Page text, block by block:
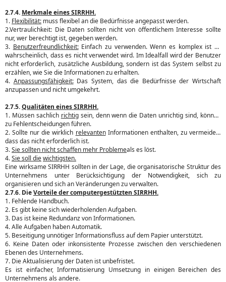
2.7.4. Merkmale eines SIRRHH.
1. Flexibilität: muss flexibel an die Bedürfnisse angepasst werden.
2.Vertraulichkeit: Die Daten sollten nicht von öffentlichem Interesse sollte
nur, wer berechtigt ist, gegeben werden.
3. Benutzerfreundlichkeit:Einfach zu verwenden. Wenn es komplex ist es
wahrscheinlich, dass es nicht verwendet wird. Im Idealfall wird der Benutzer
nicht erforderlich, zusätzliche Ausbildung, sondern ist das System selbst zu
erzählen, wie Sie die Informationen zu erhalten.
4. Anpassungsfähigkeit:Das System, das die Bedürfnisse der Wirtschaft
anzupassen und nicht umgekehrt.
2.7.5.Qualitäten eines SIRRHH.
1. Müssen sachlich richtig sein, denn wenn die Daten unrichtig sind, können
zu Fehlentscheidungen führen.
2. Sollte nur die wirklich relevanten Informationen enthalten, zu vermeiden,
dass das nicht erforderlich ist.
3.Sie sollten nicht schaffen mehr Problemeals es löst.
4.Sie soll diewichtigsten.
Eine wirksame SIRRHH sollten in der Lage, die organisatorische Struktur des
Unternehmens unter Berücksichtigung der Notwendigkeit, sich zu
organisieren und sich an Veränderungen zu verwalten.
2.7.6. DieVorteile der computergestützten SIRRHH.
1. Fehlende Handbuch.
2. Es gibt keine sich wiederholenden Aufgaben.
3. Das ist keine Redundanz von Informationen.
4. Alle Aufgaben haben Automatik.
5. Beseitigung unnötiger Informationsfluss auf dem Papier unterstützt.
6. Keine Daten oder inkonsistente Prozesse zwischen den verschiedenen
Ebenen des Unternehmens.
7. Die Aktualisierung der Daten ist unbefristet.
Es ist einfacher, Informatisierung Umsetzung in einigen Bereichen des
Unternehmens als andere.